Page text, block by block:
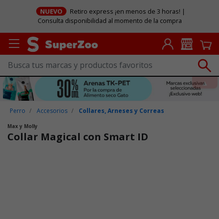
NUEVO
Retiro express ¡en menos de 3 horas! |
Consulta disponibilidad al momento de la compra
Perro Accesorios Collares, Arneses y Correas
Max y Molly
Collar Magical con Smart ID